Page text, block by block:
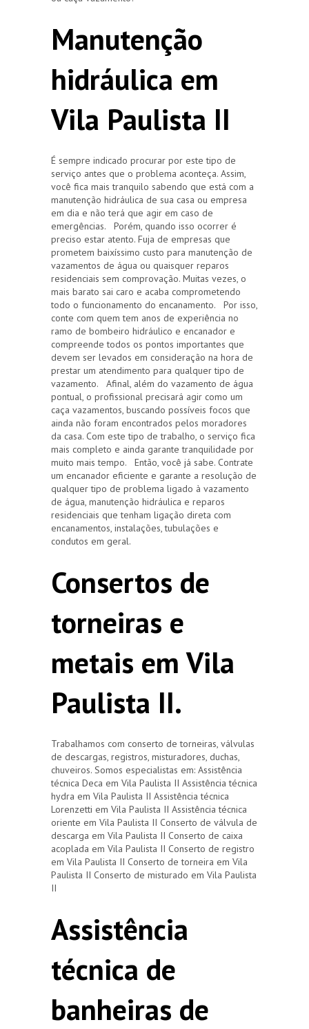
Manutenção
hidráulica em
Vila Paulista II
É sempre indicado procurar por este tipo de
serviço antes que o problema aconteça. Assim,
você fica mais tranquilo sabendo que está com a
manutenção hidráulica de sua casa ou empresa
em dia e não terá que agir em caso de
emergências. Porém, quando isso ocorrer é
preciso estar atento. Fuja de empresas que
prometem baixíssimo custo para manutenção de
vazamentos de água ou quaisquer reparos
residenciais sem comprovação. Muitas vezes, o
mais barato sai caro e acaba comprometendo
todo o funcionamento do encanamento. Por isso,
conte com quem tem anos de experiência no
ramo de bombeiro hidráulico e encanador e
compreende todos os pontos importantes que
devem ser levados em consideração na hora de
prestar um atendimento para qualquer tipo de
vazamento. Afinal, além do vazamento de água
pontual, o profissional precisará agir como um
caça vazamentos, buscando possíveis focos que
ainda não foram encontrados pelos moradores
da casa. Com este tipo de trabalho, o serviço fica
mais completo e ainda garante tranquilidade por
muito mais tempo. Então, você já sabe. Contrate
um encanador eficiente e garante a resolução de
qualquer tipo de problema ligado à vazamento
de água, manutenção hidráulica e reparos
residenciais que tenham ligação direta com
encanamentos, instalações, tubulações e
condutos em geral.
Consertos de
torneiras e
metais em Vila
Paulista II.
Trabalhamos com conserto de torneiras, válvulas
de descargas, registros, misturadores, duchas,
chuveiros. Somos especialistas em: Assistência
técnica Deca em Vila Paulista II Assistência técnica
hydra em Vila Paulista II Assistência técnica
Lorenzetti em Vila Paulista II Assistência técnica
oriente em Vila Paulista II Conserto de válvula de
descarga em Vila Paulista II Conserto de caixa
acoplada em Vila Paulista II Conserto de registro
em Vila Paulista II Conserto de torneira em Vila
Paulista II Conserto de misturado em Vila Paulista
II
Assistência
técnica de
banheiras de